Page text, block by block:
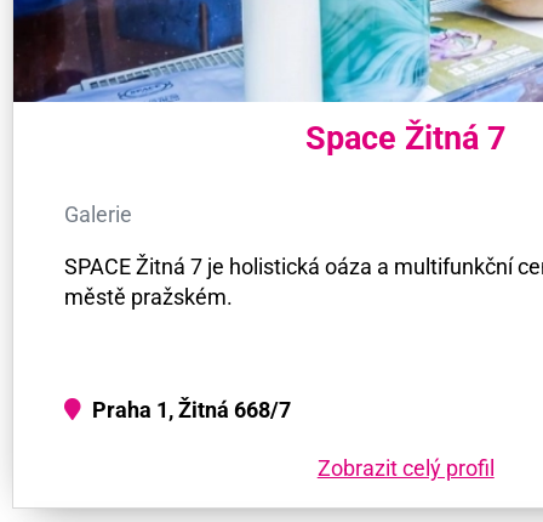
Space Žitná 7
Galerie
SPACE Žitná 7 je holistická oáza a multifunkční
městě pražském.
Praha 1, Žitná 668/7
Zobrazit celý profil